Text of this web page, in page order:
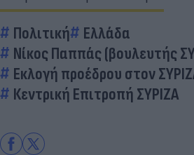
Πολιτική
Ελλάδα
Νίκος Παππάς (βουλευτής
Εκλογή προέδρου στον
Κεντρική Επιτροπή ΣΥΡΙΖΑ